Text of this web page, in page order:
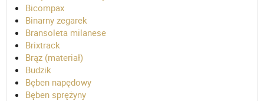
Bicompax
Binarny zegarek
Bransoleta milanese
Brixtrack
Brąz (materiał)
Budzik
Bęben napędowy
Bęben sprężyny